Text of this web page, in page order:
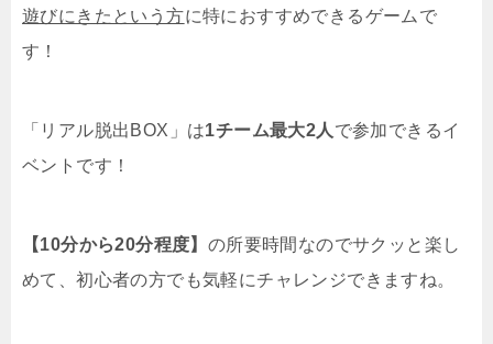
遊びにきたという方に特におすすめできるゲームで
す！
「リアル脱出BOX」は1チーム最大2人で参加できるイ
ベントです！
【10分から20分程度】 の所要時間なのでサクッと楽し
めて、初心者の方でも気軽にチャレンジできますね。